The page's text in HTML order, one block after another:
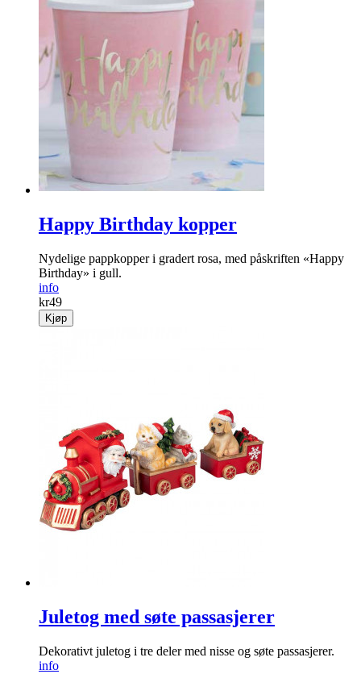
Happy Birthday kopper
Nydelige pappkopper i gradert rosa, med påskriften «Happy
Birthday» i gull.
info
kr49
Kjøp
Juletog med søte passasjerer
Dekorativt juletog i tre deler med nisse og søte passasjerer.
info